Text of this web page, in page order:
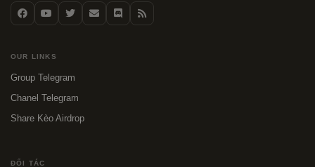
OUR LINKS
Group Telegram
Chanel Telegram
Share Kèo Airdrop
ĐỐI TÁC